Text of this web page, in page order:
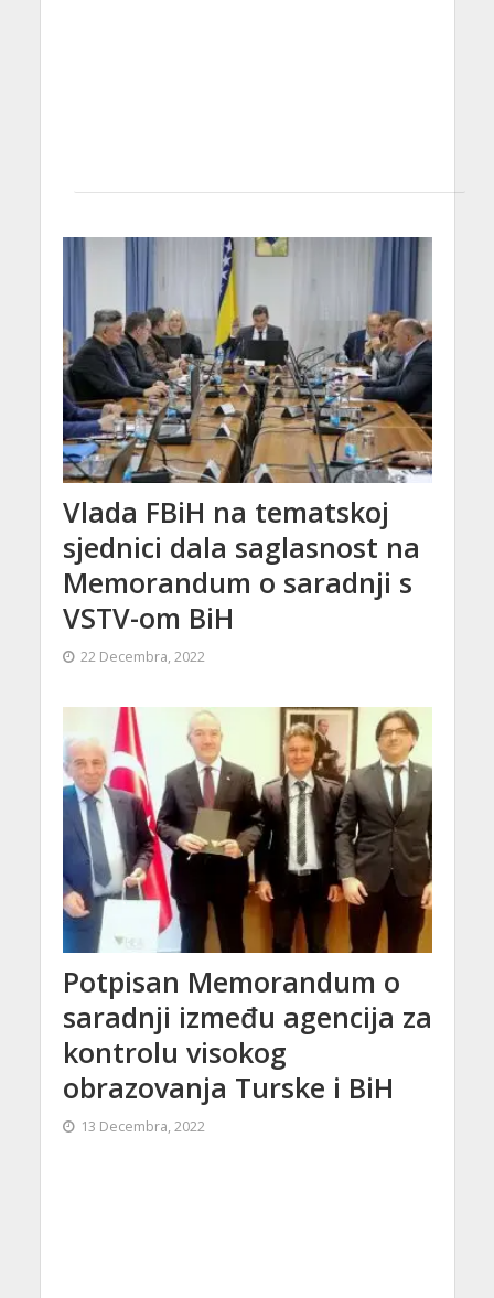
Vlada FBiH na tematskoj
sjednici dala saglasnost na
Memorandum o saradnji s
VSTV-om BiH
22 Decembra, 2022
Potpisan Memorandum o
saradnji između agencija za
kontrolu visokog
obrazovanja Turske i BiH
13 Decembra, 2022